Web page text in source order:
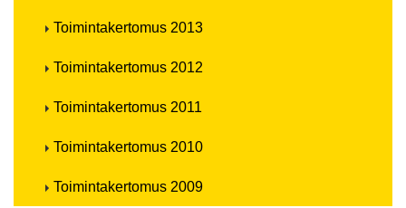
Toimintakertomus 2013
Toimintakertomus 2012
Toimintakertomus 2011
Toimintakertomus 2010
Toimintakertomus 2009